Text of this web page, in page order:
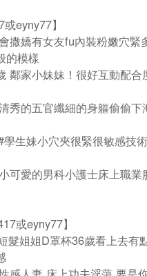
eyny77】
撒嬌有女友fu內裝粉嫩穴緊
的模樣
鄰家小妹妹！很好互動配合
秀的五官纖細的身軀偷偷下
生妹小穴夾很緊很敏感技
可愛的男科小護士床上職業
或eyny77】
髮姐姐D罩杯36歲看上去有